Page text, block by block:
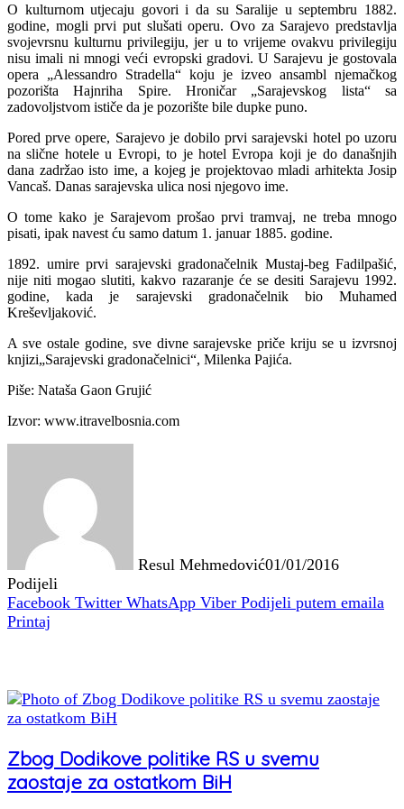
O kulturnom utjecaju govori i da su Saralije u septembru 1882.
godine, mogli prvi put slušati operu. Ovo za Sarajevo predstavlja
svojevrsnu kulturnu privilegiju, jer u to vrijeme ovakvu privilegiju
nisu imali ni mnogi veći evropski gradovi. U Sarajevu je gostovala
opera „Alessandro Stradella“ koju je izveo ansambl njemačkog
pozorišta Hajnriha Spire. Hroničar „Sarajevskog lista“ sa
zadovoljstvom ističe da je pozorište bile dupke puno.
Pored prve opere, Sarajevo je dobilo prvi sarajevski hotel po uzoru
na slične hotele u Evropi, to je hotel Evropa koji je do današnjih
dana zadržao isto ime, a kojeg je projektovao mladi arhitekta Josip
Vancaš. Danas sarajevska ulica nosi njegovo ime.
O tome kako je Sarajevom prošao prvi tramvaj, ne treba mnogo
pisati, ipak navest ću samo datum 1. januar 1885. godine.
1892. umire prvi sarajevski gradonačelnik Mustaj-beg Fadilpašić,
nije niti mogao slutiti, kakvo razaranje će se desiti Sarajevu 1992.
godine, kada je sarajevski gradonačelnik bio Muhamed
Kreševljaković.
A sve ostale godine, sve divne sarajevske priče kriju se u izvrsnoj
knjizi„Sarajevski gradonačelnici“, Milenka Pajića.
Piše: Nataša Gaon Grujić
Izvor: www.itravelbosnia.com
Resul Mehmedović01/01/2016
Podijeli
Facebook Twitter WhatsApp Viber Podijeli putem emaila
Printaj
Zbog Dodikove politike RS u svemu
zaostaje za ostatkom BiH